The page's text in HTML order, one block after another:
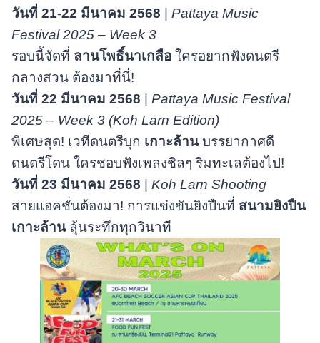
วันที่ 21-22 มีนาคม 2568
Pattaya Music
Festival 2025 – Week 3
รอบนี้จัดที่ ลานโพธิ์นาเกลือ ใครอยากฟังดนตรี
กลางสวน ต้องมาที่นี่!
วันที่ 22 มีนาคม 2568
Pattaya Music Festival
2025 – Week 3 (Koh Larn Edition)
พิเศษสุด! เวทีดนตรีบุก เกาะล้านบรรยากาศดี
ดนตรีโดน ใครชอบฟังเพลงชิลๆ ริมทะเลต้องไป!
วันที่ 23 มีนาคม 2568
Koh Larn Shooting
สายแอคชั่นต้องมา! การแข่งขันยิงปืนที่ สนามยิงปืน
เกาะล้านลุ้นระทึกทุกวินาที